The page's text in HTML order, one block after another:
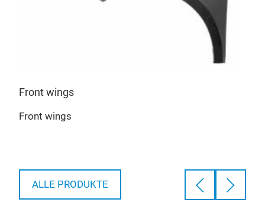
Front wings
Front wings
ALLE PRODUKTE